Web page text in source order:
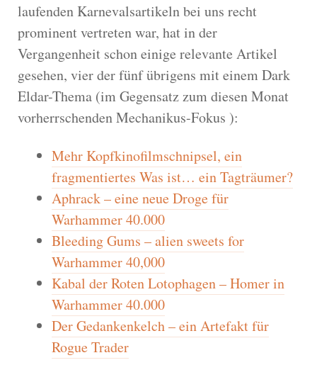
laufenden Karnevalsartikeln bei uns recht
prominent vertreten war, hat in der
Vergangenheit schon einige relevante Artikel
gesehen, vier der fünf übrigens mit einem Dark
Eldar-Thema (im Gegensatz zum diesen Monat
vorherrschenden Mechanikus-Fokus ):
Mehr Kopfkinofilmschnipsel, ein
fragmentiertes Was ist… ein Tagträumer?
Aphrack – eine neue Droge für
Warhammer 40.000
Bleeding Gums – alien sweets for
Warhammer 40,000
Kabal der Roten Lotophagen – Homer in
Warhammer 40.000
Der Gedankenkelch – ein Artefakt für
Rogue Trader